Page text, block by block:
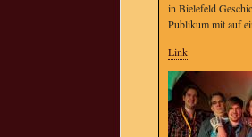
in Bielefeld
Publikum mit auf
Link